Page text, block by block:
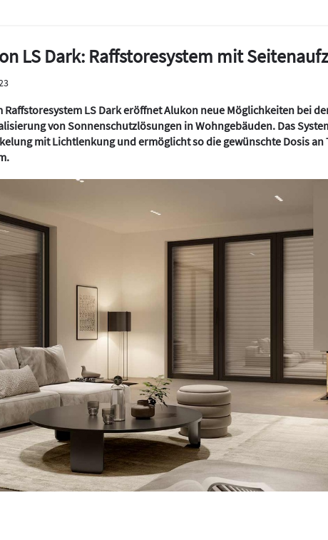
LS Dark: Raffstoresystem mit
Raffstoresystem LS Dark eröffnet Alukon neue Möglichkeiten bei
von Sonnenschutzlösungen in Wohngebäuden. Das
mit Lichtlenkung und ermöglicht so die gewünschte Dosis an